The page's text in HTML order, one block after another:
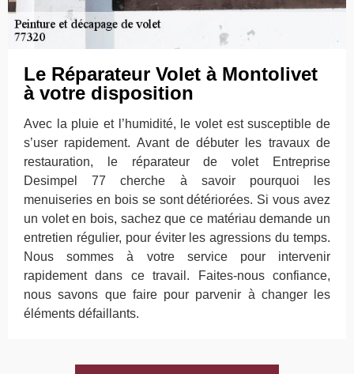
Le Réparateur Volet à Montolivet
à votre disposition
Avec la pluie et l’humidité, le volet est susceptible de
s’user rapidement. Avant de débuter les travaux de
restauration, le réparateur de volet Entreprise
Desimpel 77 cherche à savoir pourquoi les
menuiseries en bois se sont détériorées. Si vous avez
un volet en bois, sachez que ce matériau demande un
entretien régulier, pour éviter les agressions du temps.
Nous sommes à votre service pour intervenir
rapidement dans ce travail. Faites-nous confiance,
nous savons que faire pour parvenir à changer les
éléments défaillants.